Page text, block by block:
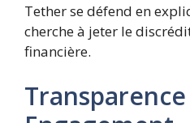
Tether se défend en
cherche à jeter le
financière.